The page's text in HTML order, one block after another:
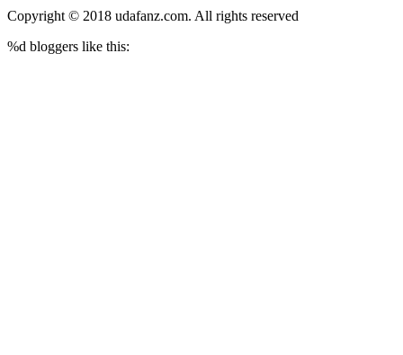
Copyright © 2018 udafanz.com. All rights reserved
%d bloggers like this: